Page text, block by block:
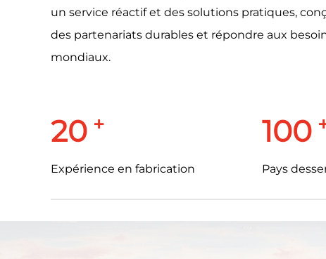
un service réactif et des solutions pratiques,
des partenariats durables et répondre aux
mondiaux.
20 +
Expérience en fabrication
100
Pays